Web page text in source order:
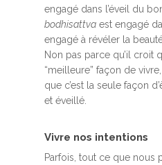
engagé dans l’éveil du
bodhisattva est engagé
engagé à révéler la
Non pas parce qu’il croit
“meilleure” façon de
que c’est la seule façon
et éveillé.
Vivre nos intentions
Parfois, tout ce que nous